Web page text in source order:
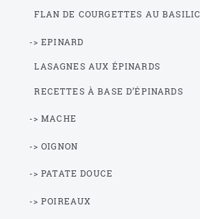
FLAN DE COURGETTES AU BASILIC
-> EPINARD
LASAGNES AUX ÉPINARDS
RECETTES À BASE D’ÉPINARDS
-> MACHE
-> OIGNON
-> PATATE DOUCE
-> POIREAUX